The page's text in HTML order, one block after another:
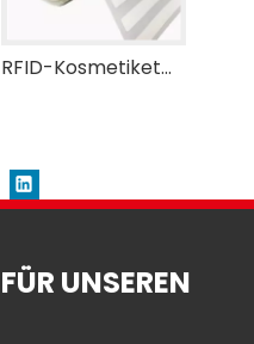
RFID-Kosmetiketikett für Einzelhändler
UNSEREN